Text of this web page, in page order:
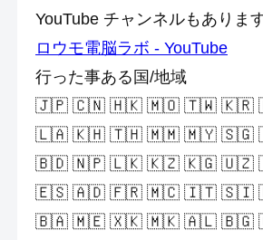
YouTube チャンネルもありま
ロウモ電脳ラボ - YouTube
行った事ある国/地域
🇯🇵 🇨🇳 🇭🇰 🇲🇴 🇹🇼 🇰🇷
🇱🇦 🇰🇭 🇹🇭 🇲🇲 🇲🇾 🇸🇬
🇧🇩 🇳🇵 🇱🇰 🇰🇿 🇰🇬 🇺🇿
🇪🇸 🇦🇩 🇫🇷 🇲🇨 🇮🇹 🇸🇮
🇧🇦 🇲🇪 🇽🇰 🇲🇰 🇦🇱 🇧🇬